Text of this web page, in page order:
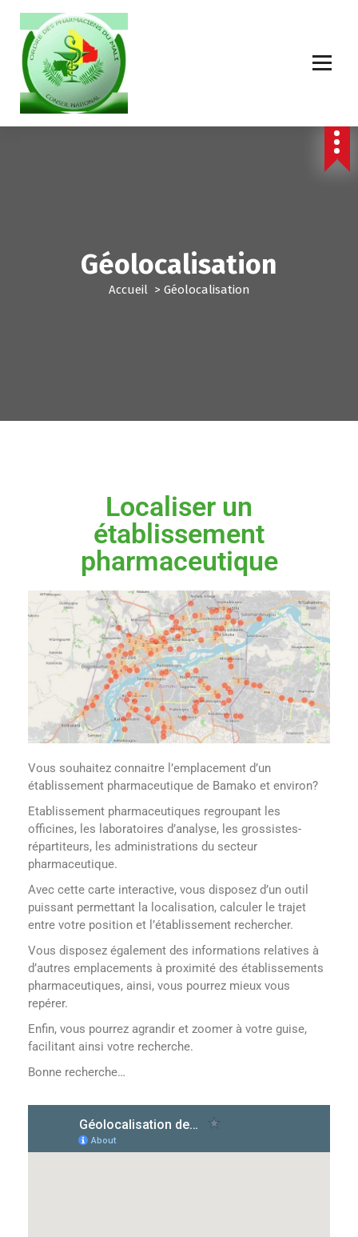
Géolocalisation
Accueil> Géolocalisation
Localiser un
établissement
pharmaceutique
Vous souhaitez connaitre l’emplacement d’un
établissement pharmaceutique de Bamako et environ?
Etablissement pharmaceutiques regroupant les
officines, les laboratoires d’analyse, les grossistes-
répartiteurs, les administrations du secteur
pharmaceutique.
Avec cette carte interactive, vous disposez d’un outil
puissant permettant la localisation, calculer le trajet
entre votre position et l’établissement rechercher.
Vous disposez également des informations relatives à
d’autres emplacements à proximité des établissements
pharmaceutiques, ainsi, vous pourrez mieux vous
repérer.
Enfin, vous pourrez agrandir et zoomer à votre guise,
facilitant ainsi votre recherche.
Bonne recherche…